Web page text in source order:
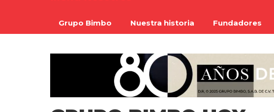
Grupo Bimbo Nuestra historia Fundadores